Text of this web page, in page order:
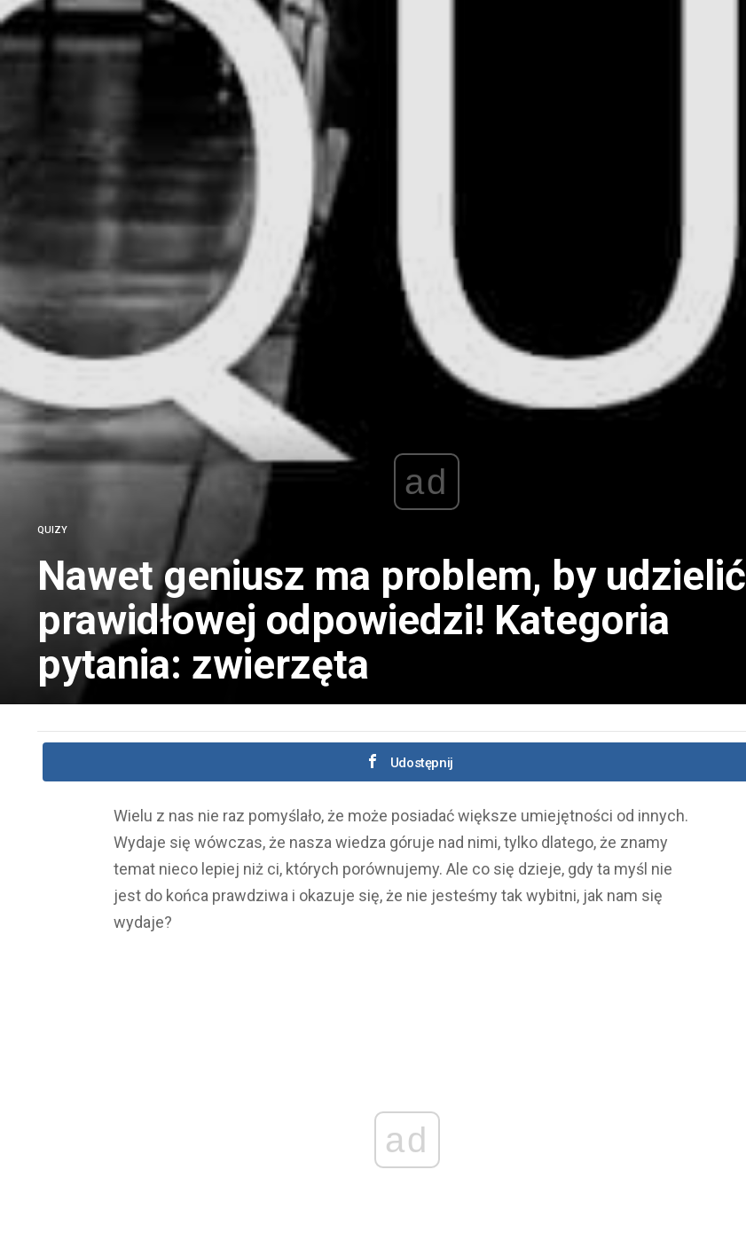
ad
QUIZY
Nawet geniusz ma problem, by udzielić
prawidłowej odpowiedzi! Kategoria
pytania: zwierzęta
Udostępnij
Wielu z nas nie raz pomyślało, że może posiadać większe umiejętności od innych.
Wydaje się wówczas, że nasza wiedza góruje nad nimi, tylko dlatego, że znamy
temat nieco lepiej niż ci, których porównujemy. Ale co się dzieje, gdy ta myśl nie
jest do końca prawdziwa i okazuje się, że nie jesteśmy tak wybitni, jak nam się
wydaje?
ad